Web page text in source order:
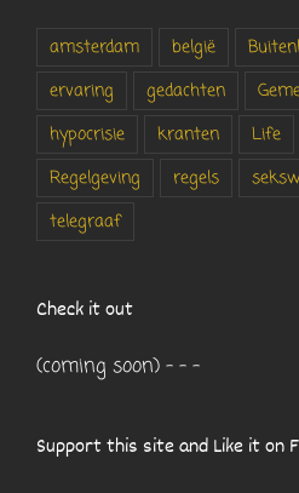
amsterdam belgië
ervaring
gedachten
hypocrisie
kranten Life
Regelgeving
regels
telegraaf
Check it out
(coming soon) - - -
Support this site and Like it on